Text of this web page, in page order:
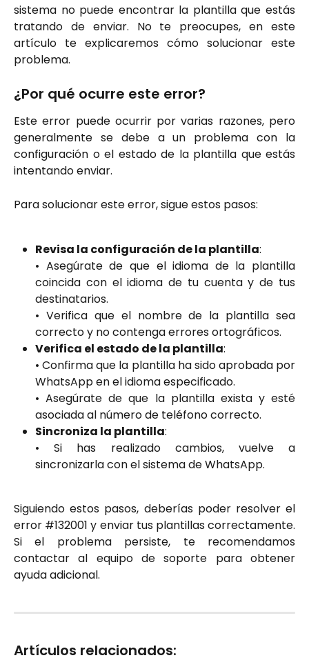
sistema no puede encontrar la plantilla que estás
tratando de enviar. No te preocupes, en este
artículo te explicaremos cómo solucionar este
problema.
¿Por qué ocurre este error?
Este error puede ocurrir por varias razones, pero
generalmente se debe a un problema con la
configuración o el estado de la plantilla que estás
intentando enviar.
Para solucionar este error, sigue estos pasos:
Revisa la configuración de la plantilla:
• Asegúrate de que el idioma de la plantilla
coincida con el idioma de tu cuenta y de tus
destinatarios.
• Verifica que el nombre de la plantilla sea
correcto y no contenga errores ortográficos.
Verifica el estado de la plantilla:
• Confirma que la plantilla ha sido aprobada por
WhatsApp en el idioma especificado.
• Asegúrate de que la plantilla exista y esté
asociada al número de teléfono correcto.
Sincroniza la plantilla:
• Si has realizado cambios, vuelve a
sincronizarla con el sistema de WhatsApp.
Siguiendo estos pasos, deberías poder resolver el
error #132001 y enviar tus plantillas correctamente.
Si el problema persiste, te recomendamos
contactar al equipo de soporte para obtener
ayuda adicional.
Artículos relacionados: